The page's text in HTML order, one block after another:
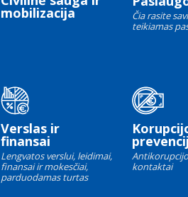
mobilizacija
Čia rasite
teikiamas
Verslas ir
finansai
Lengvatos verslui, leidimai,
finansai ir mokesčiai,
parduodamas turtas
kontaktai